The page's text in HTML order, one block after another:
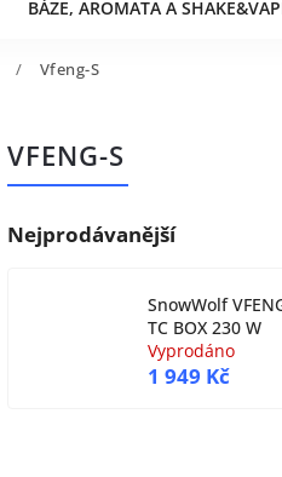
BÁZE, AROMATA A
/ Vfeng-S
VFENG-S
Nejprodávanější
SnowWolf
TC BOX 230 W
Vyprodáno
1 949 Kč